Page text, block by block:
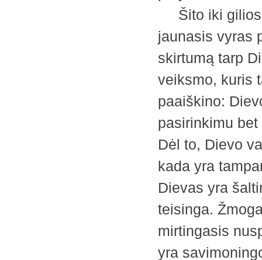
Šito iki gilios
jaunasis vyras
skirtumą tarp
veiksmo, kuris
paaiškino:
pasirinkimu
Dėl to, Dievo
kada yra
Dievas yra
teisinga.
mirtingasis
yra